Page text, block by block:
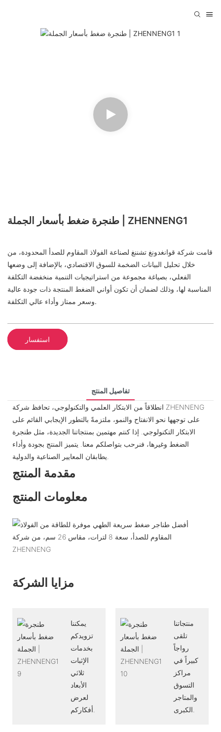
طنجرة ضغط بأسعار الجملة | ZHENNENG1
قامت شركة قوانغدونغ تشننغ لصناعة الفولاذ المقاوم للصدأ المحدودة، من
خلال تحليل البيانات الضخمة للسوق الاقتصادي، بالإضافة إلى وضعها
الفعلي، بصياغة مجموعة من استراتيجيات التنمية منخفضة التكلفة
المناسبة لها، وذلك لضمان أن تكون أواني الضغط المنتجة ذات جودة عالية
وسعر ممتاز وأداء عالي التكلفة.
استفسار
تفاصيل المنتج
انطلاقاً من الابتكار العلمي والتكنولوجي، تحافظ شركة ZHENNENG
على توجهها نحو الانفتاح والنمو، ملتزمةً بالتطور الإيجابي القائم على
الابتكار التكنولوجي. إذا كنتم مهتمين بمنتجاتنا الجديدة، مثل طنجرة
الضغط وغيرها، فنرحب بتواصلكم معنا. يتميز المنتج بجودة وأداء
مقدمة المنتج
معلومات المنتج
مزايا الشركة
يمكننا
تزويدكم
بخدمات
الإثبات
ثلاثي
الأبعاد
لعرض
منتجاتنا
تلقى
رواجاً
كبيراً في
مراكز
التسوق
والمتاجر